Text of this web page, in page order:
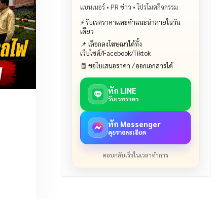
แบนเนอร์ • PR ข่าว • โปรโมตกิจกรรม
⚡ รับเรทราคาและคำแนะนำภายในวัน
เดียว
📌 เลือกลงโฆษณาได้ทั้ง
เว็บไซต์/Facebook/Tiktok
🧾 ขอใบเสนอราคา / ออกเอกสารได้
ทัก LINE
รับเรทราคา
ทัก Messenger
คุยรายละเอียด
ตอบกลับเร็วในเวลาทำการ